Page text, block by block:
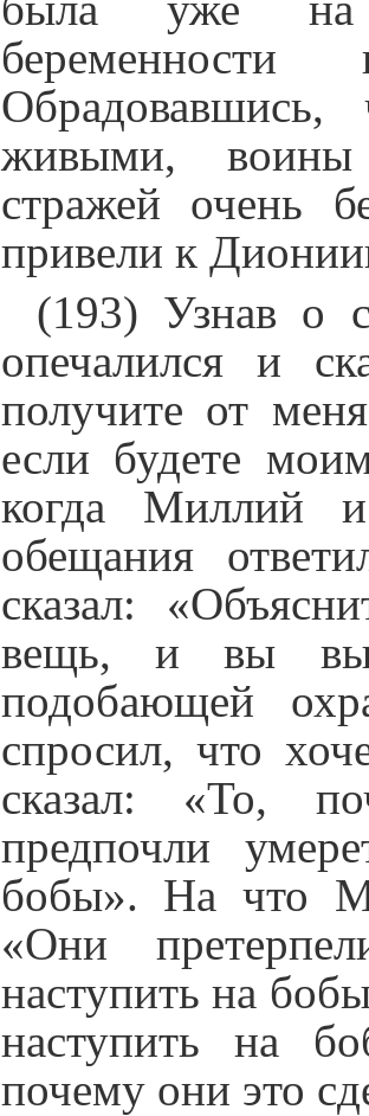
живыми,
стражей очень
привели к
(193) Узнав о
опечалился и
получите от
если будете
когда Миллий
обещания
сказал:
вещь, и вы
подобающей
спросил, что
сказал: «То,
предпочли
бобы». На что
«Они
наступить на
наступить на
почему они это